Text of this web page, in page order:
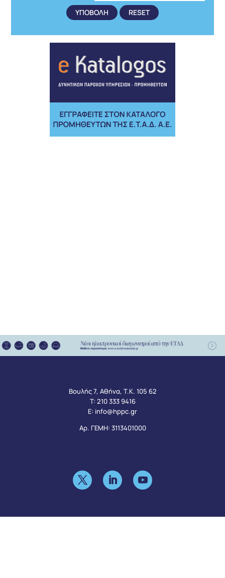
Βουλής 7, Αθήνα, Τ.Κ. 105 62
Τ: 210 333 9416
Ε: info@hppc.gr
Αρ. ΓΕΜΗ: 3113401000